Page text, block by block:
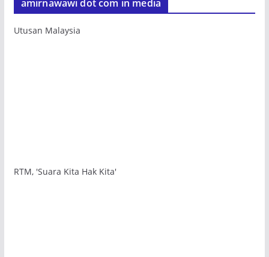
amirnawawi dot com in media
Utusan Malaysia
RTM, 'Suara Kita Hak Kita'